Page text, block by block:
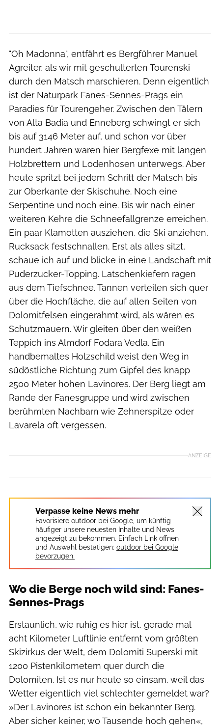
"Oh Madonna", entfährt es Bergführer Manuel
Agreiter, als wir mit geschulterten Tourenski
durch den Matsch marschieren. Denn eigentlich
ist der Naturpark Fanes-Sennes-Prags ein
Paradies für Tourengeher. Zwischen den Tälern
von Alta Badia und Enneberg schwingt er sich
bis auf 3146 Meter auf, und schon vor über
hundert Jahren waren hier Bergfexe mit langen
Holzbrettern und Lodenhosen unterwegs. Aber
heute spritzt bei jedem Schritt der Matsch bis
zur Oberkante der Skischuhe. Noch eine
Serpentine und noch eine. Bis wir nach einer
weiteren Kehre die Schneefallgrenze erreichen.
Ein paar Klamotten ausziehen, die Ski anziehen,
Rucksack festschnallen. Erst als alles sitzt,
schaue ich auf und blicke in eine Landschaft mit
Puderzucker-Topping. Latschenkiefern ragen
aus dem Tiefschnee. Tannen verteilen sich quer
über die Hochfläche, die auf allen Seiten von
Dolomitfelsen eingerahmt wird, als wären es
Schutzmauern. Wir gleiten über den weißen
Teppich ins Almdorf Fodara Vedla. Ein
handbemaltes Holzschild weist den Weg in
südöstliche Richtung zum Gipfel des knapp
2500 Meter hohen Lavinores. Der Berg liegt am
Rande der Fanesgruppe und wird zwischen
berühmten Nachbarn wie Zehnerspitze oder
Lavarela oft vergessen.
ANZEIGE
Verpasse keine News mehr
Favorisiere outdoor bei Google, um künftig
häufiger unsere neuesten Inhalte und News
angezeigt zu bekommen. Einfach Link öffnen
und Auswahl bestätigen: outdoor bei Google
bevorzugen.
Wo die Berge noch wild sind: Fanes-
Sennes-Prags
Erstaunlich, wie ruhig es hier ist, gerade mal
acht Kilometer Luftlinie entfernt vom größten
Skizirkus der Welt, dem Dolomiti Superski mit
1200 Pistenkilometern quer durch die
Dolomiten. Ist es nur heute so einsam, weil das
Wetter eigentlich viel schlechter gemeldet war?
»Der Lavinores ist schon ein bekannter Berg.
Aber sicher keiner, wo Tausende hoch gehen«,